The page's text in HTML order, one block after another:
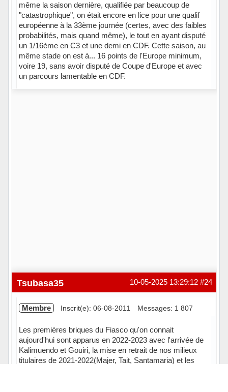
même la saison dernière, qualifiée par beaucoup de
"catastrophique", on était encore en lice pour une qualif
européenne à la 33ème journée (certes, avec des faibles
probabilités, mais quand même), le tout en ayant disputé
un 1/16ème en C3 et une demi en CDF. Cette saison, au
même stade on est à... 16 points de l'Europe minimum,
voire 19, sans avoir disputé de Coupe d'Europe et avec
un parcours lamentable en CDF.
#24
10-05-2025 13:29:12
Tsubasa35
Membre Inscrit(e): 06-08-2011 Messages: 1 807
Les premières briques du Fiasco qu'on connait
aujourd'hui sont apparus en 2022-2023 avec l'arrivée de
Kalimuendo et Gouiri, la mise en retrait de nos milieux
titulaires de 2021-2022(Majer, Tait, Santamaria) et les